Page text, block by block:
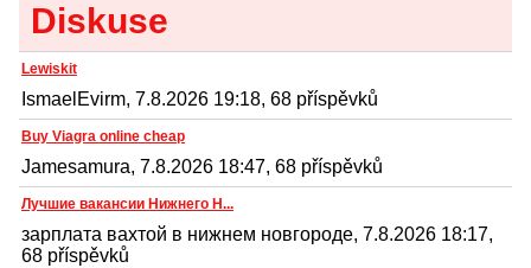
Diskuse
Lewiskit
IsmaelEvirm, 7.8.2026 19:18, 68 příspěvků
Buy Viagra online cheap
Jamesamura, 7.8.2026 18:47, 68 příspěvků
Лучшие вакансии Нижнего Н...
зарплата вахтой в нижнем новгороде, 7.8.2026 18:17,
68 příspěvků